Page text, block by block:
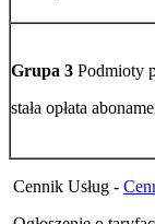
Grupa 3 Podmioty
stała opłata
Cennik Usług -